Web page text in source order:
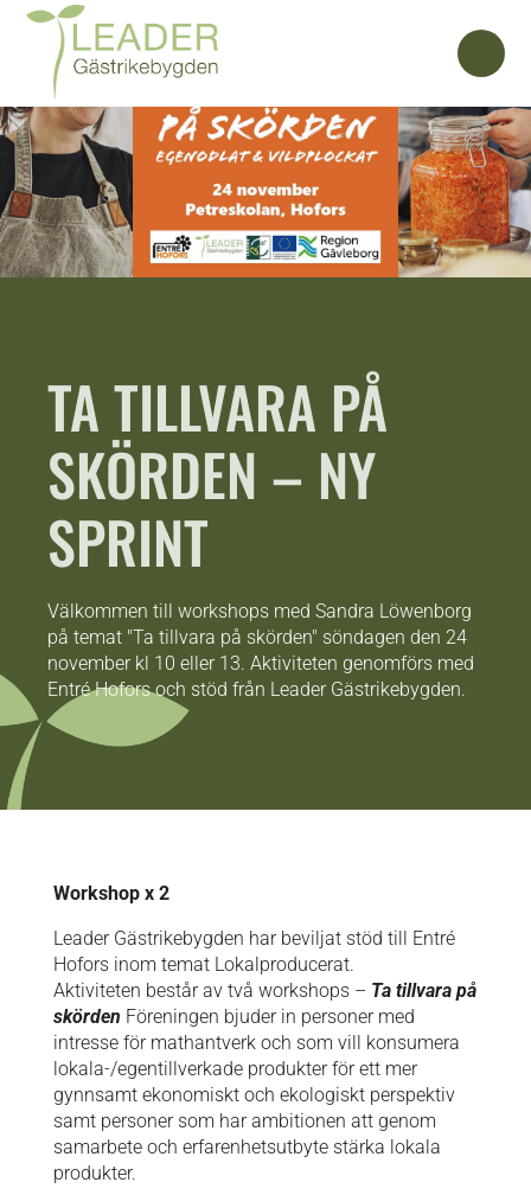
TA TILLVARA PÅ
SKÖRDEN – NY
SPRINT
Välkommen till workshops med Sandra Löwenborg
på temat "Ta tillvara på skörden" söndagen den 24
november kl 10 eller 13. Aktiviteten genomförs med
Entré Hofors och stöd från Leader Gästrikebygden.
Workshop x 2
Leader Gästrikebygden har beviljat stöd till Entré
Hofors inom temat Lokalproducerat.
Aktiviteten består av två workshops – Ta tillvara på
skörden Föreningen bjuder in personer med
intresse för mathantverk och som vill konsumera
lokala-/egentillverkade produkter för ett mer
gynnsamt ekonomiskt och ekologiskt perspektiv
samt personer som har ambitionen att genom
samarbete och erfarenhetsutbyte stärka lokala
produkter.